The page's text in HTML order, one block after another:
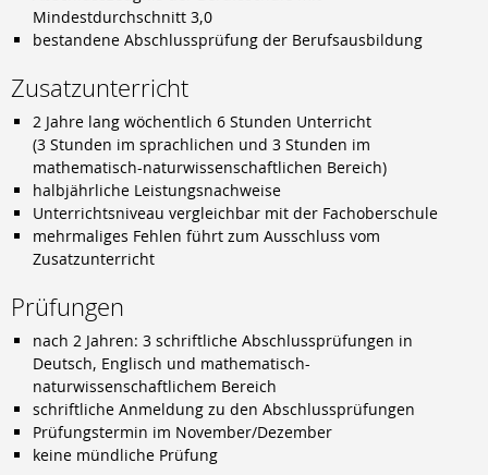
Mindestdurchschnitt 3,0
bestandene Abschlussprüfung der Berufsausbildung
Zusatzunterricht
2 Jahre lang wöchentlich 6 Stunden Unterricht
(3 Stunden im sprachlichen und 3 Stunden im
mathematisch-naturwissenschaftlichen Bereich)
halbjährliche Leistungsnachweise
Unterrichtsniveau vergleichbar mit der Fachoberschule
mehrmaliges Fehlen führt zum Ausschluss vom
Zusatzunterricht
Prüfungen
nach 2 Jahren: 3 schriftliche Abschlussprüfungen in
Deutsch, Englisch und mathematisch-
naturwissenschaftlichem Bereich
schriftliche Anmeldung zu den Abschlussprüfungen
Prüfungstermin im November/Dezember
keine mündliche Prüfung